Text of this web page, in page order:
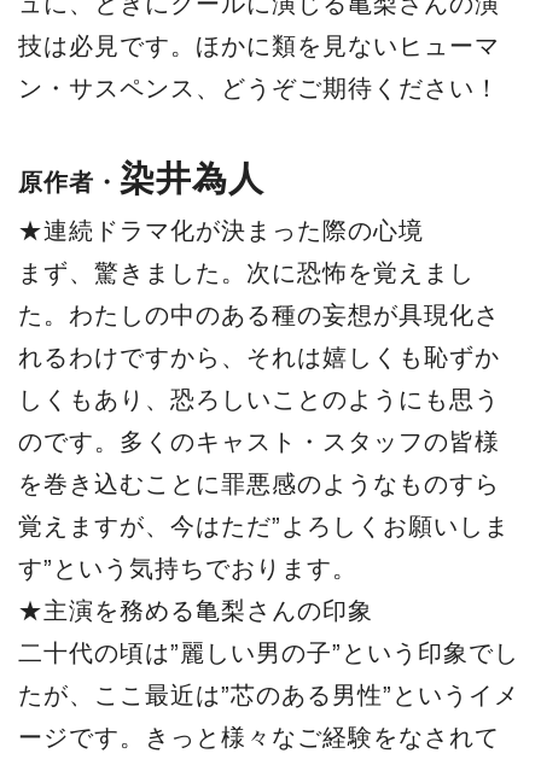
技は必見です。ほかに類を見ないヒューマ
ン・サスペンス、どうぞご期待ください！
原作者・ 染井為人
★連続ドラマ化が決まった際の心境
まず、驚きました。次に恐怖を覚えまし
た。わたしの中のある種の妄想が具現化さ
れるわけですから、それは嬉しくも恥ずか
しくもあり、恐ろしいことのようにも思う
のです。多くのキャスト・スタッフの皆様
を巻き込むことに罪悪感のようなものすら
覚えますが、今はただ”よろしくお願いしま
す”という気持ちでおります。
★主演を務める亀梨さんの印象
二十代の頃は”麗しい男の子”という印象でし
たが、ここ最近は”芯のある男性”というイメ
ージです。きっと様々なご経験をなされて